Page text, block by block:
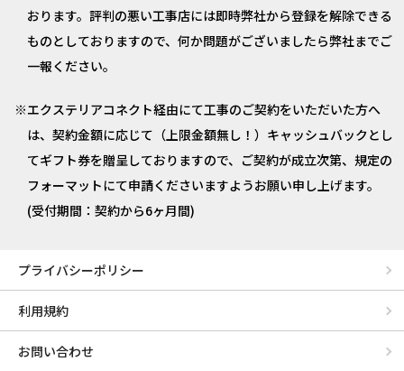
おります。評判の悪い工事店には即時弊社から登録を解除できる
ものとしておりますので、何か問題がございましたら弊社までご
一報ください。
エクステリアコネクト経由にて工事のご契約をいただいた方へ
は、契約金額に応じて（上限金額無し！）キャッシュバックとし
てギフト券を贈呈しておりますので、ご契約が成立次第、規定の
フォーマットにて申請くださいますようお願い申し上げます。
(受付期間：契約から6ヶ月間)
プライバシーポリシー
利用規約
お問い合わせ